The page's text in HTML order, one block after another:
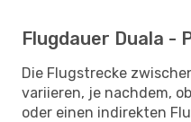
Flugdauer Duala -
Die Flugstrecke
variieren, je nachdem,
oder einen indirekten